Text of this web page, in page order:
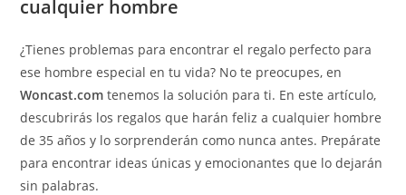
cualquier hombre
¿Tienes problemas para encontrar el regalo perfecto para
ese hombre especial en tu vida? No te preocupes, en
Woncast.com tenemos la solución para ti. En este artículo,
descubrirás los regalos que harán feliz a cualquier hombre
de 35 años y lo sorprenderán como nunca antes. Prepárate
para encontrar ideas únicas y emocionantes que lo dejarán
sin palabras.